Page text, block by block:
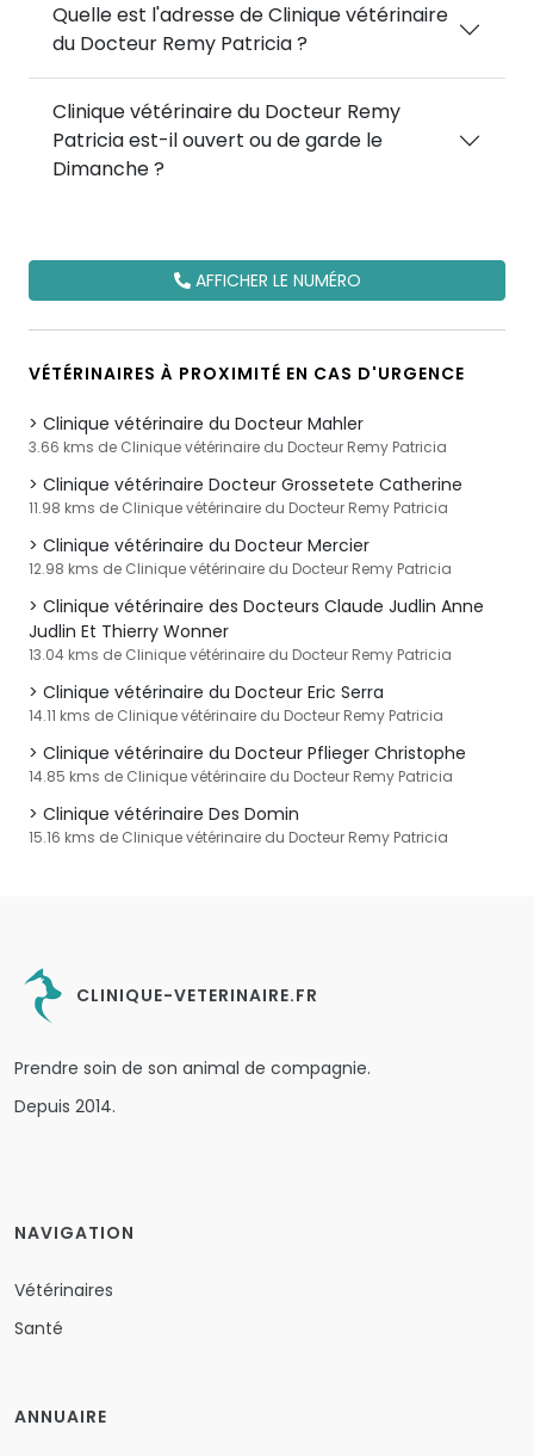
Quelle est l'adresse de Clinique vétérinaire
du Docteur Remy Patricia ?
Clinique vétérinaire du Docteur Remy
Patricia est-il ouvert ou de garde le
Dimanche ?
AFFICHER LE NUMÉRO
VÉTÉRINAIRES À PROXIMITÉ EN CAS D'URGENCE
Clinique vétérinaire du Docteur Mahler
3.66 kms de Clinique vétérinaire du Docteur Remy Patricia
Clinique vétérinaire Docteur Grossetete Catherine
11.98 kms de Clinique vétérinaire du Docteur Remy Patricia
Clinique vétérinaire du Docteur Mercier
12.98 kms de Clinique vétérinaire du Docteur Remy Patricia
Clinique vétérinaire des Docteurs Claude Judlin Anne
Judlin Et Thierry Wonner
13.04 kms de Clinique vétérinaire du Docteur Remy Patricia
Clinique vétérinaire du Docteur Eric Serra
14.11 kms de Clinique vétérinaire du Docteur Remy Patricia
Clinique vétérinaire du Docteur Pflieger Christophe
14.85 kms de Clinique vétérinaire du Docteur Remy Patricia
Clinique vétérinaire Des Domin
15.16 kms de Clinique vétérinaire du Docteur Remy Patricia
CLINIQUE-VETERINAIRE.FR
Prendre soin de son animal de compagnie.
Depuis 2014.
NAVIGATION
Vétérinaires
Santé
ANNUAIRE